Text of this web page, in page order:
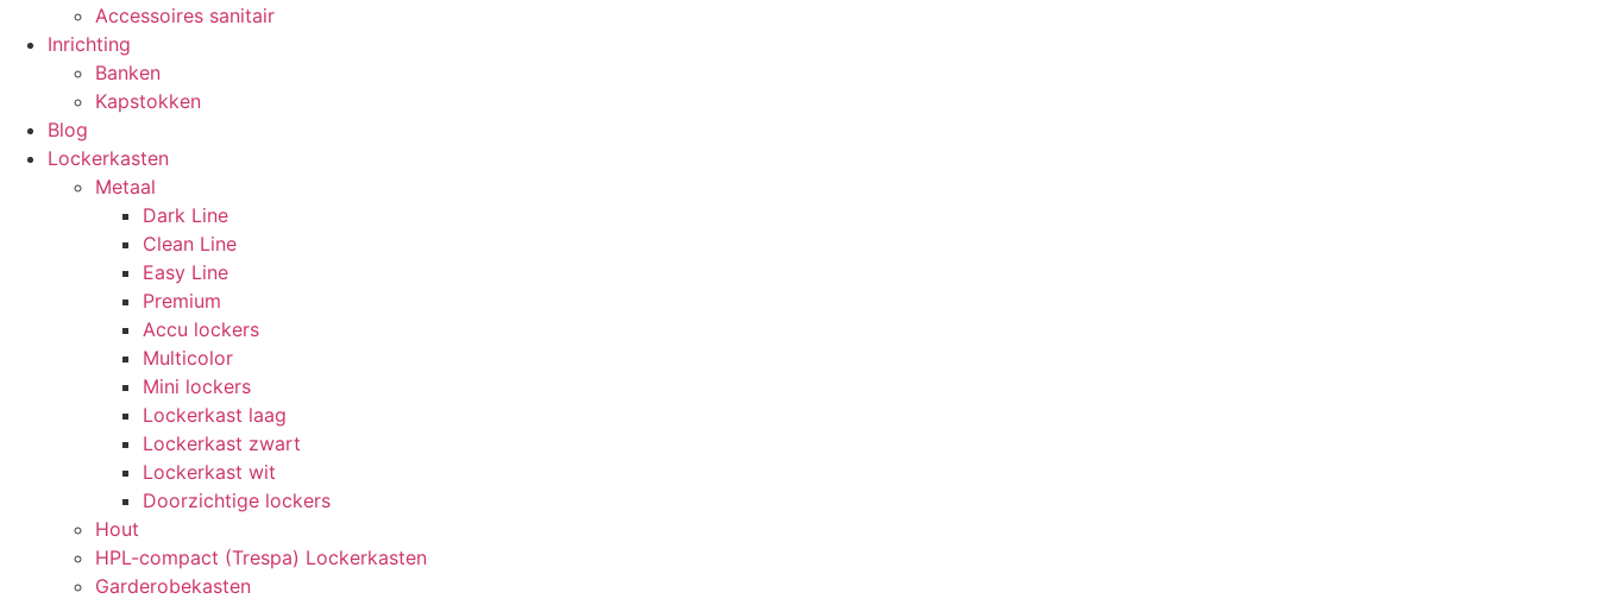
Accessoires sanitair
Inrichting
Banken
Kapstokken
Blog
Lockerkasten
Metaal
Dark Line
Clean Line
Easy Line
Premium
Accu lockers
Multicolor
Mini lockers
Lockerkast laag
Lockerkast zwart
Lockerkast wit
Doorzichtige lockers
Hout
HPL-compact (Trespa) Lockerkasten
Garderobekasten